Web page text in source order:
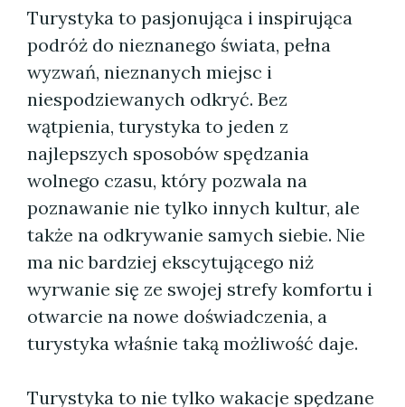
Turystyka to pasjonująca i inspirująca
podróż do nieznanego świata, pełna
wyzwań, nieznanych miejsc i
niespodziewanych odkryć. Bez
wątpienia, turystyka to jeden z
najlepszych sposobów spędzania
wolnego czasu, który pozwala na
poznawanie nie tylko innych kultur, ale
także na odkrywanie samych siebie. Nie
ma nic bardziej ekscytującego niż
wyrwanie się ze swojej strefy komfortu i
otwarcie na nowe doświadczenia, a
turystyka właśnie taką możliwość daje.
Turystyka to nie tylko wakacje spędzane